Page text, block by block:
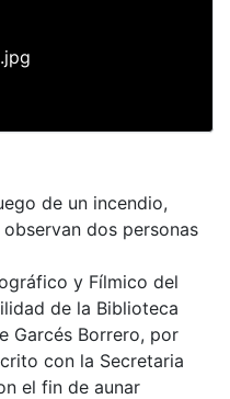
de un incendio,
dos personas
y Fílmico del
de la Biblioteca
Garcés Borrero, por
con la Secretaria
el fin de aunar